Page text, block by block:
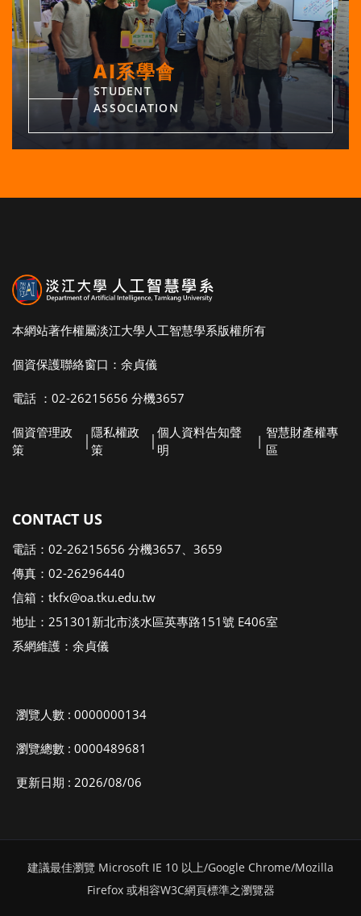
AI系學會
STUDENT
ASSOCIATION
本網站著作權屬淡江大學人工智慧學系版權所有
個資保護聯絡窗口：余貞儀
電話 ：02-26215656 分機3657
個資管理政
策
隱私權政
策
個人資料告知聲
明
|
智慧財產權專
區
CONTACT US
電話：02-26215656 分機3657、3659
傳真：02-26296440
信箱：tkfx@oa.tku.edu.tw
地址：251301新北市淡水區英專路151號 E406室
系網維護：余貞儀
瀏覽人數 : 0000000134
瀏覽總數 : 0000489681
更新日期 : 2026/08/06
建議最佳瀏覽 Microsoft IE 10 以上/Google Chrome/Mozilla
Firefox 或相容W3C網頁標準之瀏覽器